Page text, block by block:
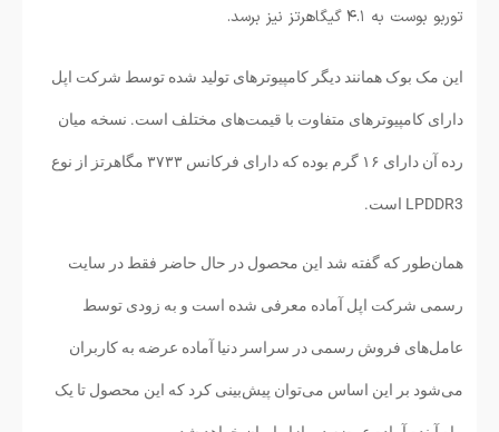
توربو بوست به ۴.۱ گیگاهرتز نیز برسد.
این مک بوک همانند دیگر کامپیوترهای تولید شده توسط شرکت اپل
دارای کامپیوترهای متفاوت با قیمت‌های مختلف است. نسخه میان
رده آن دارای ۱۶ گرم بوده که دارای فرکانس ۳۷۳۳ مگاهرتز از نوع
LPDDR3 است.
همان‌طور که گفته شد این محصول در حال حاضر فقط در سایت
رسمی شرکت اپل آماده معرفی شده است و به زودی توسط
عامل‌های فروش رسمی در سراسر دنیا آماده عرضه به کاربران
می‌شود بر این اساس می‌توان پیش‌بینی کرد که این محصول تا یک